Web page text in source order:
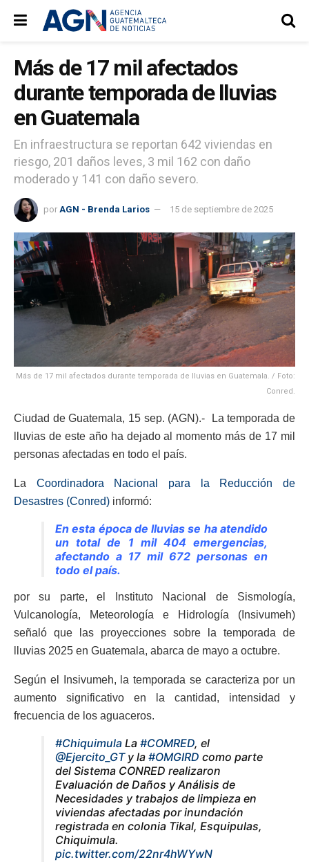
Más de 17 mil afectados
durante temporada de lluvias
en Guatemala
En infraestructura se reportan 642 viviendas en
riesgo, 201 daños leves, 3 mil 162 con daño
moderado y 141 con daño severo.
por AGN - Brenda Larios 15 de septiembre de 2025
Más de 17 mil afectados durante temporada de lluvias en Guatemala. / Foto:
Conred.
Ciudad de Guatemala, 15 sep. (AGN).- La temporada de
lluvias de este año ha dejado al momento más de 17 mil
personas afectadas en todo el país.
La Coordinadora Nacional para la Reducción de
Desastres (Conred) informó:
En esta época de lluvias se ha atendido
un total de 1 mil 404 emergencias,
afectando a 17 mil 672 personas en
todo el país.
por su parte, el Instituto Nacional de Sismología,
Vulcanología, Meteorología e Hidrología (Insivumeh)
señaló que las proyecciones sobre la temporada de
lluvias 2025 en Guatemala, abarca de mayo a octubre.
Según el Insivumeh, la temporada se caracteriza por un
aumento significativo en la cantidad, intensidad y
frecuencia de los aguaceros.
#Chiquimula La #COMRED, el
@Ejercito_GTy la #OMGIRD como parte
del Sistema CONRED realizaron
Evaluación de Daños y Análisis de
Necesidades y trabajos de limpieza en
viviendas afectadas por inundación
registrada en colonia Tikal, Esquipulas,
Chiquimula.
pic.twitter.com/22nr4hWYwN